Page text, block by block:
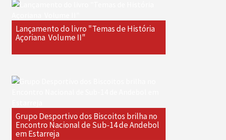
Lançamento do livro "Temas de História
Açoriana  Volume II"
Grupo Desportivo dos Biscoitos brilha no
Encontro Nacional de Sub-14 de Andebol
em Estarreja